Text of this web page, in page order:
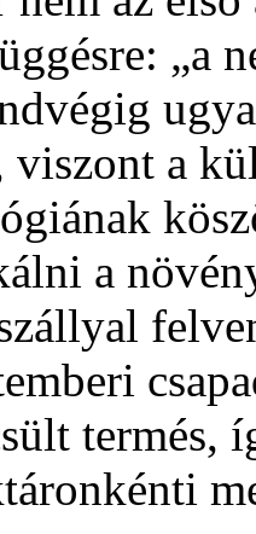
„a
viszont a
a
termés,